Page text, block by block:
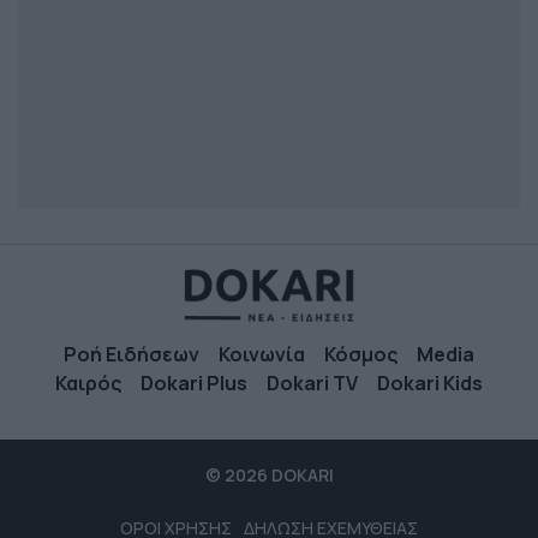
Ροή Ειδήσεων Κοινωνία Κόσμος
Media
Καιρός
Dokari Plus Dokari TV Dokari Kids
© 2026 DOKARI
ΟΡΟΙ ΧΡΗΣΗΣ ΔΗΛΩΣΗ ΕΧΕΜΥΘΕΙΑΣ